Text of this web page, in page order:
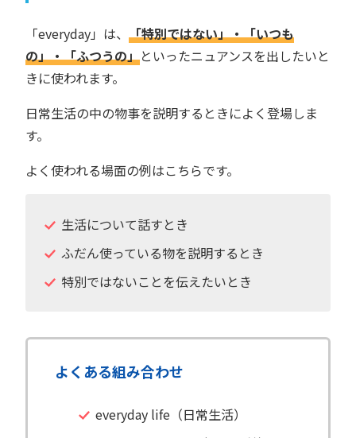
「everyday」は、 「特別ではない」・「いつも
の」・「ふつうの」といったニュアンスを出したいと
きに使われます。
日常生活の中の物事を説明するときによく登場しま
す。
よく使われる場面の例はこちらです。
生活について話すとき
ふだん使っている物を説明するとき
特別ではないことを伝えたいとき
よくある組み合わせ
everyday life（日常生活）